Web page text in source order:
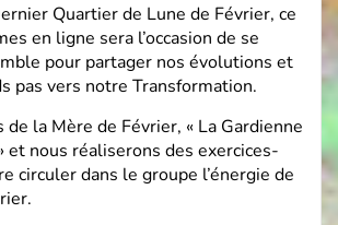
Quartier de Lune de Février, ce
en ligne sera l’occasion de se
pour partager nos évolutions et
pas vers notre Transformation.
de la Mère de Février, « La Gardienne
et nous réaliserons des exercices-
circuler dans le groupe l’énergie de